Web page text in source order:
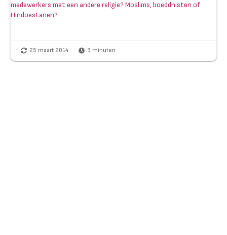
medewerkers met een andere religie? Moslims, boeddhisten of
Hindoestanen?
25 maart 2014 3 minuten